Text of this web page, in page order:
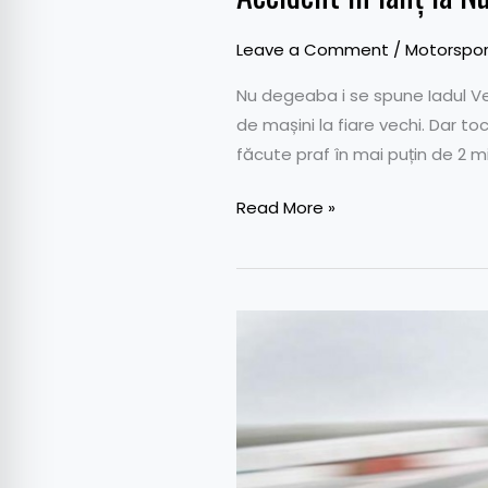
Leave a Comment /
Nu degeaba i se spune Iadul
de mașini la fiare vechi. Dar
făcute praf în mai puțin de 2
Read More »
noul
Porsche